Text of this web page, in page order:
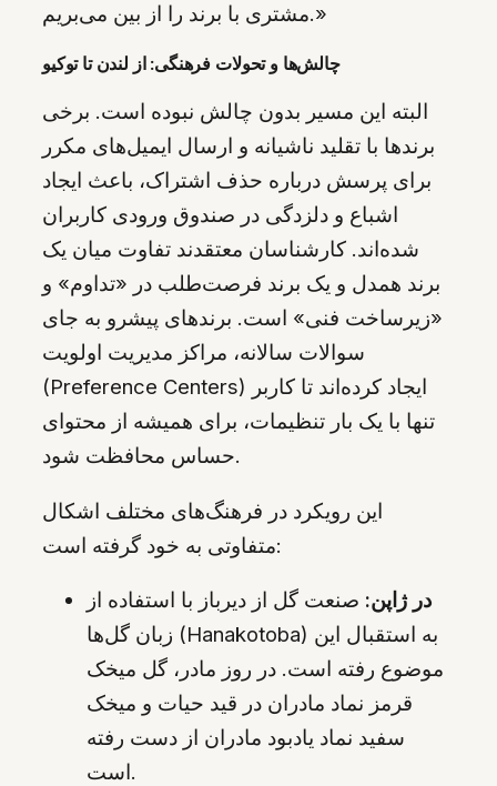
مشتری با برند را از بین می‌بریم.»
چالش‌ها و تحولات فرهنگی: از لندن تا توکیو
البته این مسیر بدون چالش نبوده است. برخی
برندها با تقلید ناشیانه و ارسال ایمیل‌های مکرر
برای پرسش درباره حذف اشتراک، باعث ایجاد
اشباع و دلزدگی در صندوق ورودی کاربران
شده‌اند. کارشناسان معتقدند تفاوت میان یک
برند همدل و یک برند فرصت‌طلب در «تداوم» و
«زیرساخت فنی» است. برندهای پیشرو به جای
سوالات سالانه، مراکز مدیریت اولویت
(Preference Centers) ایجاد کرده‌اند تا کاربر
تنها با یک بار تنظیمات، برای همیشه از محتوای
حساس محافظت شود.
این رویکرد در فرهنگ‌های مختلف اشکال
متفاوتی به خود گرفته است:
در ژاپن: صنعت گل از دیرباز با استفاده از
زبان گل‌ها (Hanakotoba) به استقبال این
موضوع رفته است. در روز مادر، گل میخک
قرمز نماد مادران در قید حیات و میخک
سفید نماد یادبود مادران از دست رفته
است.